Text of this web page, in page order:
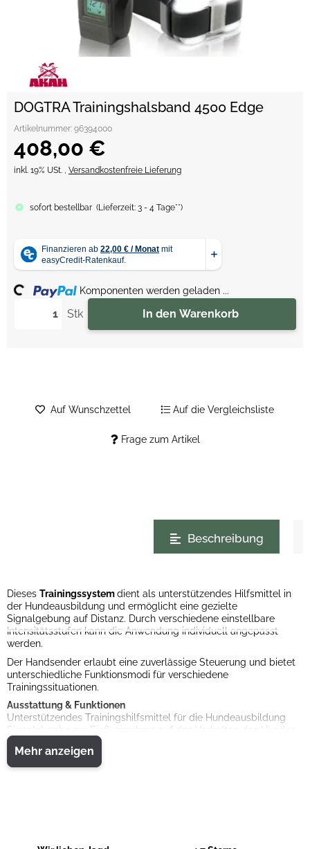
DOGTRA Trainingshalsband 4500 Edge
Artikelnummer: 96394000
408,00 €
inkl. 19% USt. , Versandkostenfreie Lieferung
sofort bestellbar (Lieferzeit: 3 - 4 Tage**)
Stk In den Warenkorb
Komponenten werden geladen ...
Frage zum Artikel
Auf Wunschzettel Auf die Vergleichsliste
Beschreibung
Dieses Trainingssystemdient als unterstützendes Hilfsmittel in
der Hundeausbildung und ermöglicht eine gezielte
Signalgebung auf Distanz. Durch verschiedene einstellbare
Intensitätsstufen kann die Anwendung individuell angepasst
werden.
Der Handsender erlaubt eine zuverlässige Steuerung und bietet
unterschiedliche Funktionsmodi für verschiedene
Trainingssituationen.
Ausstattung & Funktionen
Unterstützendes Trainingshilfsmittel für die Hundeausbildung
Signalabgabe zur Einflussnahme auf das Verhalten des Hundes
Einstellbare Intensitätsstufen
Drei Funktionsmodi:
Pager (Vibration)
Mehr anzeigen